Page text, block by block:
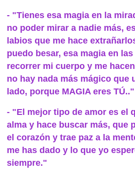
- "Tienes esa magia en la
no poder mirar a nadie más,
labios que me hace
puedo besar, esa magia en
recorrer mi cuerpo y me
no hay nada más mágico que
lado, porque MAGIA eres TÚ.."
- "El mejor tipo de amor es el
alma y hace buscar más, que
el corazón y trae paz a la
me has dado y lo que yo
siempre."